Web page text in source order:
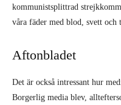
kommunistsplittrad
våra fäder med blod, svett och
Aftonbladet
Det är också intressant hur
Borgerlig media blev,